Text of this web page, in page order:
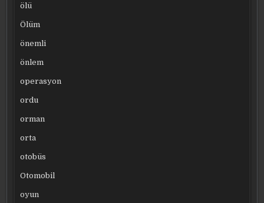
ölü
Ölüm
önemli
önlem
operasyon
ordu
orman
orta
otobüs
Otomobil
oyun